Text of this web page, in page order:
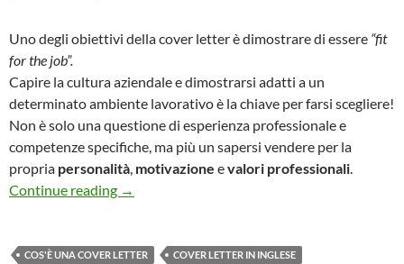
Uno degli obiettivi della cover letter è dimostrare di essere “fit
for the job”.
Capire la cultura aziendale e dimostrarsi adatti a un
determinato ambiente lavorativo è la chiave per farsi scegliere!
Non è solo una questione di esperienza professionale e
competenze specifiche, ma più un sapersi vendere per la
propria personalità, motivazione evalori professionali.
Continue reading 3 consigli per la vostra Cover Letter!
→
COS'È UNA COVER LETTER
COVER LETTER IN INGLESE